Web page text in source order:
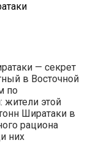
— секрет
в Восточной
по
жители этой
Ширатаки в
рациона
них